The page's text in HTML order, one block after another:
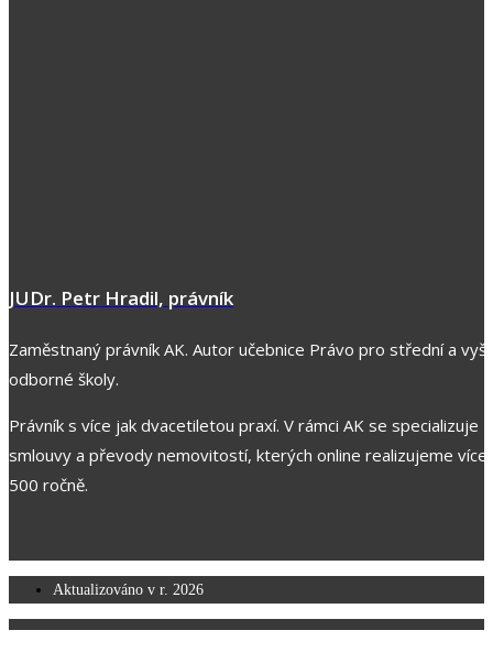
JUDr. Petr Hradil, právník
Zaměstnaný právník AK. Autor učebnice Právo pro střední a
odborné školy.
Právník s více jak dvacetiletou praxí. V rámci AK se specializuje
smlouvy a převody nemovitostí, kterých online realizujeme více
500 ročně.
Aktualizováno v r. 2026